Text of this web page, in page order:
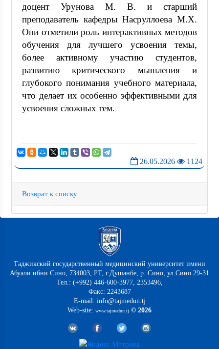
доцент Урунова М. В. и старший
преподаватель кафедры Насруллоева М.Х.
Они отметили роль интерактивных методов
обучения для лучшего усвоения темы,
более активному участию студентов,
развитию критического мышления и
глубокого понимания учебного материала,
что делает их особенно эффективными для
усвоения сложных тем.
26.05.2026 1124
Возврат к списку
Таджикский государственный медицинский университет имени
Абуали ибни Сино, 734003, РТ, г.Душанбе, р. Сино, ул.Сино 29-31
Тел.: (+992) 446-600-3977, 2353496,
Факс: 2243687
E-mail: info@tajmedun.tj
Web-site: www.tajmedun.tj © 2026